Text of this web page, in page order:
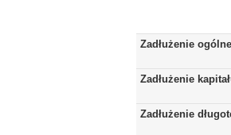
Zadłużenie ogólne
Zadłużenie
Zadłużenie